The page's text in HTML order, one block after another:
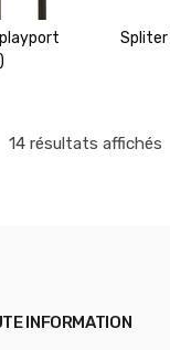
Spliter
14 résultats affichés
INFORMATION